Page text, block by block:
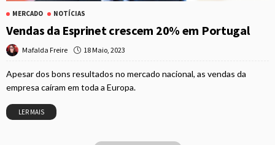
MERCADO NOTÍCIAS
Vendas da Esprinet crescem 20% em Portugal
Mafalda Freire 18 Maio, 2023
Apesar dos bons resultados no mercado nacional, as vendas da
empresa caíram em toda a Europa.
LER MAIS